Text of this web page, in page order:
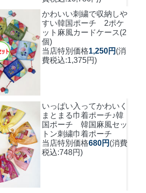
かわいい刺繍で収納しや
すい韓国ポーチ 2ポケ
ット麻風カードケース(2
個)
当店特別価格1,250円 (消
費税込:1,375円)
いっぱい入ってかわいく
まとまる巾着ポーチ♪韓
国ポーチ 韓国麻風セッ
トン刺繍巾着ポーチ
当店特別価格680円 (消費
税込:748円)